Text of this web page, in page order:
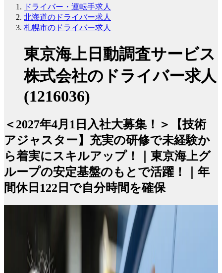
ドライバー・運転手求人
北海道のドライバー求人
札幌市のドライバー求人
東京海上日動調査サービス
株式会社のドライバー求人
(1216036)
＜2027年4月1日入社大募集！＞【技術
アジャスター】充実の研修で未経験か
ら着実にスキルアップ！｜東京海上グ
ループの安定基盤のもとで活躍！｜年
間休日122日で自分時間を確保